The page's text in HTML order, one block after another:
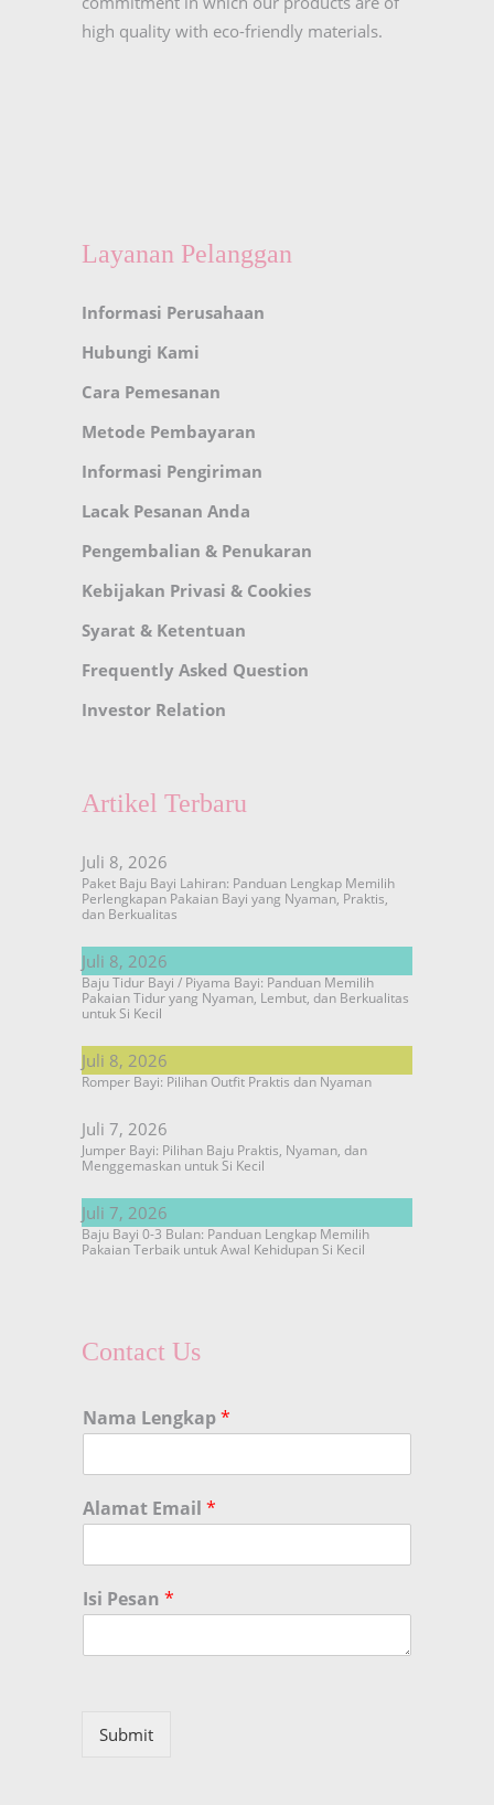
high quality with eco-friendly materials.
Layanan Pelanggan
Informasi Perusahaan
Hubungi Kami
Cara Pemesanan
Metode Pembayaran
Informasi Pengiriman
Lacak Pesanan Anda
Pengembalian & Penukaran
Kebijakan Privasi & Cookies
Syarat & Ketentuan
Frequently Asked Question
Investor Relation
Artikel Terbaru
Juli 8, 2026
Paket Baju Bayi Lahiran: Panduan Lengkap Memilih
Perlengkapan Pakaian Bayi yang Nyaman, Praktis,
dan Berkualitas
Juli 8, 2026
Baju Tidur Bayi / Piyama Bayi: Panduan Memilih
Pakaian Tidur yang Nyaman, Lembut, dan Berkualitas
untuk Si Kecil
Juli 8, 2026
Romper Bayi: Pilihan Outfit Praktis dan Nyaman
Juli 7, 2026
Jumper Bayi: Pilihan Baju Praktis, Nyaman, dan
Menggemaskan untuk Si Kecil
Juli 7, 2026
Baju Bayi 0-3 Bulan: Panduan Lengkap Memilih
Pakaian Terbaik untuk Awal Kehidupan Si Kecil
Contact Us
Nama Lengkap*
Alamat Email *
Isi Pesan *
Submit